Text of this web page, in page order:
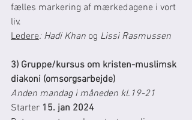
fælles markering af mærkedagene i vort
liv.
Ledere: Hadi Khan og Lissi Rasmussen
3) Gruppe/kursus om kristen-muslimsk
diakoni (omsorgsarbejde)
Anden mandag i måneden kl.19-21
Starter 15. jan 2024